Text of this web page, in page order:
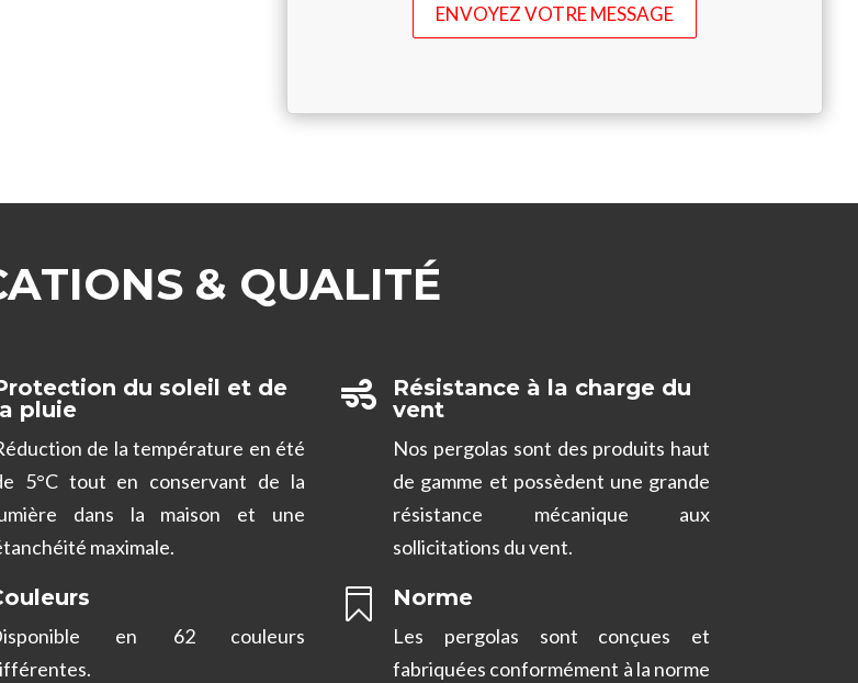
ENVOYEZ VOTRE MESSAGE
& QUALITÉ
du soleil et de
pluie
de la température en été
5°C tout en conservant de la
dans la maison et une
maximale.
en 62 couleurs

Résistance à la charge du
vent
Nos pergolas sont des produits haut
de gamme et possèdent une grande
résistance mécanique aux
sollicitations du vent.
 Norme
Les pergolas sont conçues et
fabriquées conformément à la norme